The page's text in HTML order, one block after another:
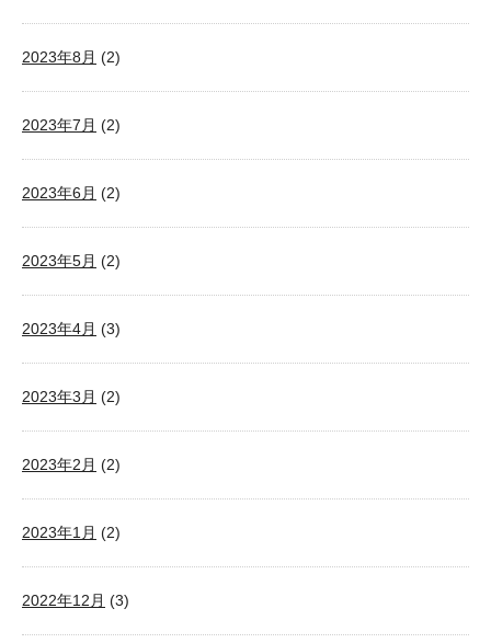
2023年8月 (2)
2023年7月 (2)
2023年6月 (2)
2023年5月 (2)
2023年4月 (3)
2023年3月 (2)
2023年2月 (2)
2023年1月 (2)
2022年12月 (3)